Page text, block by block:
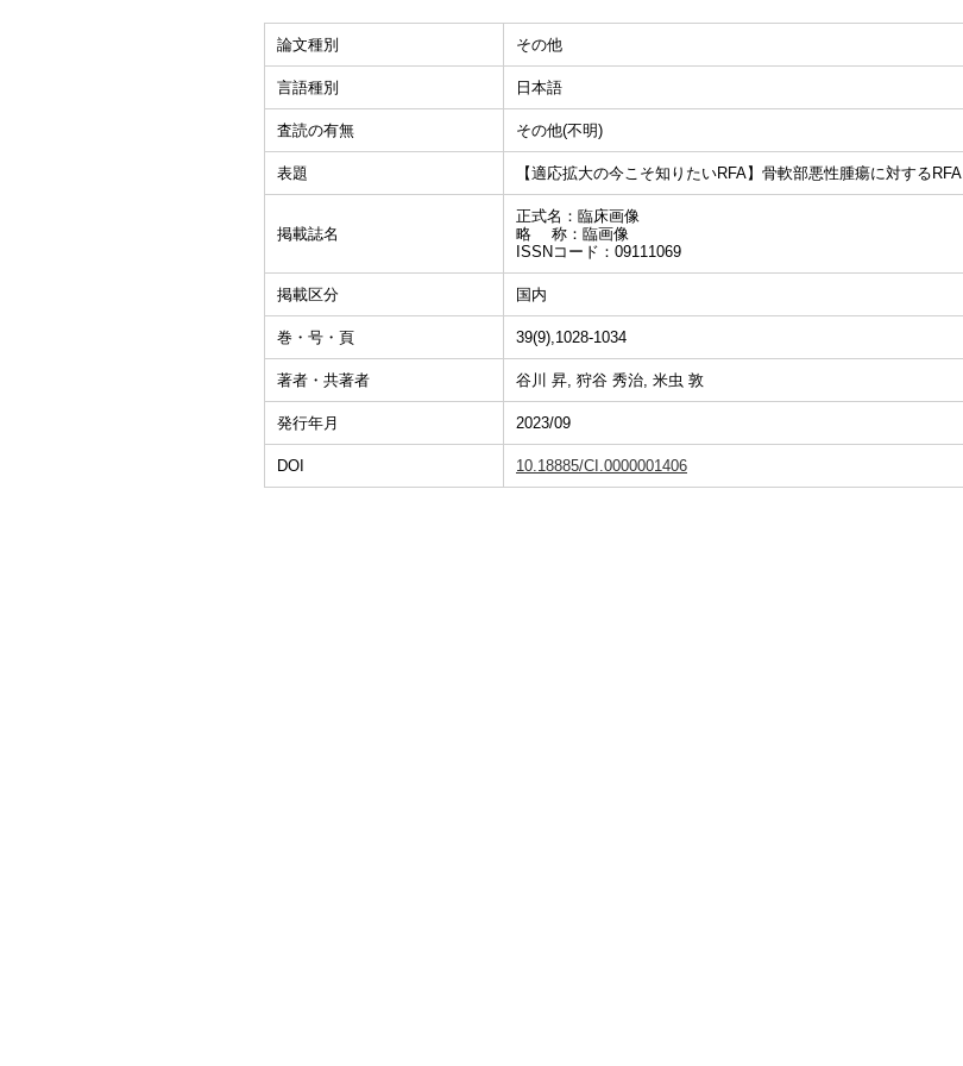
論文種別 その他
言語種別 日本語
査読の有無 その他(不明)
表題 【適応拡大の今こそ知りたいRFA】骨軟部悪性腫瘍に対するRFA
掲載誌名
正式名：臨床画像
略 称：臨画像
ISSNコード：09111069
掲載区分 国内
巻・号・頁 39(9),1028-1034
著者・共著者 谷川 昇, 狩谷 秀治, 米虫 敦
発行年月 2023/09
DOI 10.18885/CI.0000001406